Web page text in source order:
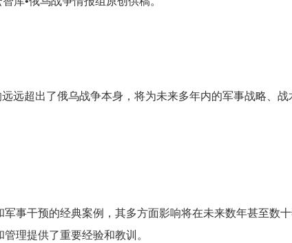
远超出了俄乌战争本身，将为未来多年内的军事战略、
事干预的经典案例，其多方面影响将在未来数年甚至数
理提供了重要经验和教训。